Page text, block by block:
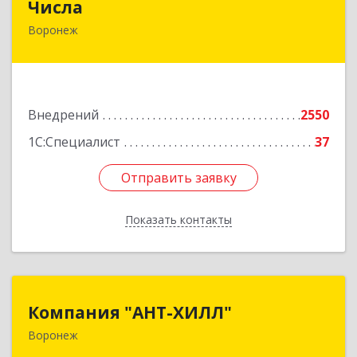
Числа
Воронеж
Внедрений
2550
1С:Специалист
37
Отправить заявку
Показать контакты
Отправить заявку
Назад
Компания "АНТ-ХИЛЛ"
Воронеж
394088, Воронежская обл, Воронеж г, Победы